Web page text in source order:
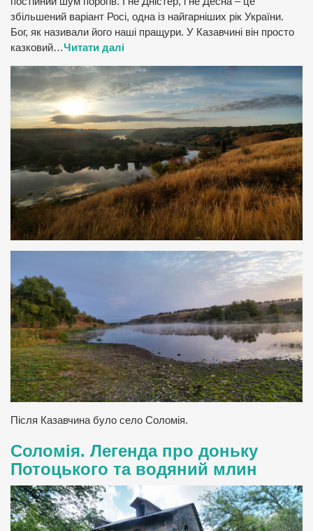
збільшений варіант Росі, одна із найгарніших рік України.
Бог, як називали його наші пращури. У Казавчині він просто
казковий…Читати далі
Після Казавчина було село Соломія.
Соломія. Легенда про доньку
Потоцького та водяний млин